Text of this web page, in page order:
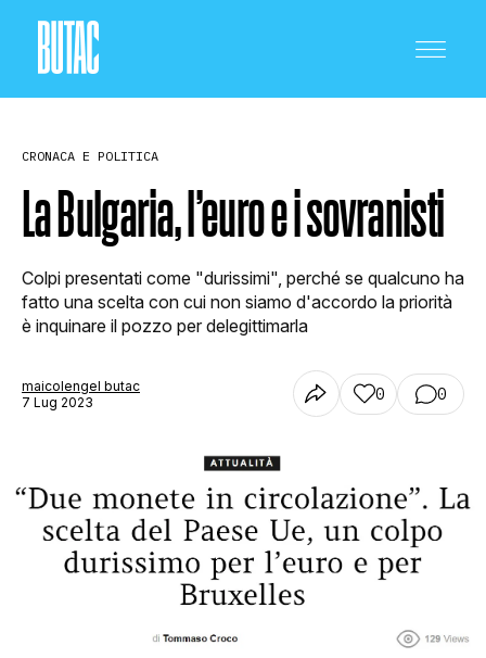
CRONACA E POLITICA
STORIA E CITAZIONI
INTRATTENIMENTO
CRONACA E POLITICA
La Bulgaria, l’euro e i sovranisti
Colpi presentati come "durissimi", perché se qualcuno ha
fatto una scelta con cui non siamo d'accordo la priorità
è inquinare il pozzo per delegittimarla
maicolengel butac
7 Lug 2023
0 0